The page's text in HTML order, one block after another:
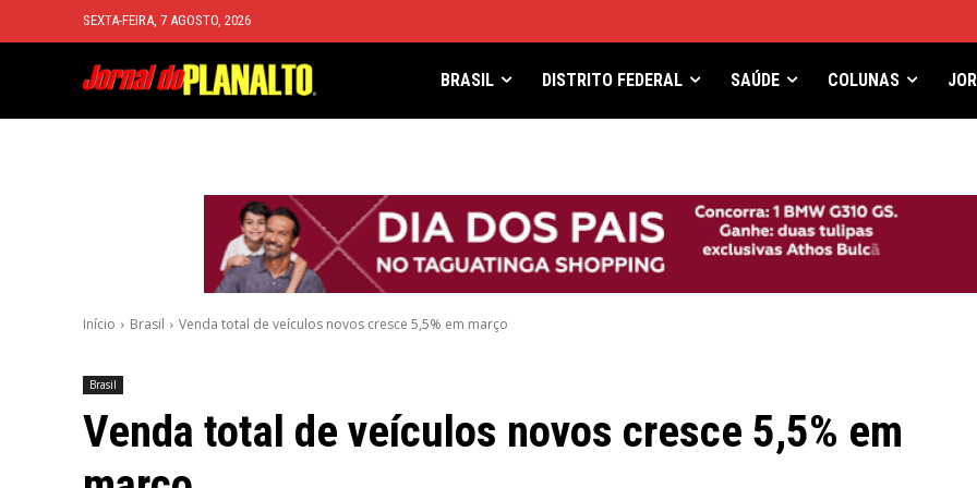
SEXTA-FEIRA, 7 AGOSTO, 2026
BRASIL DISTRITO FEDERAL SAÚDE COLUNAS
Início Brasil Venda total de veículos novos cresce 5,5% em março
Brasil
Venda total de veículos novos cresce 5,5% em